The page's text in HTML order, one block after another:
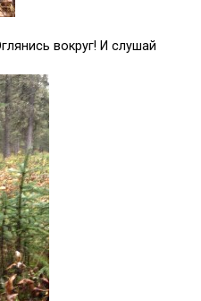
вокруг! И слушай